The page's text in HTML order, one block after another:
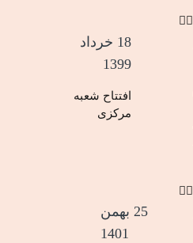
18 خرداد
1399
افتتاح شعبه
مرکزی
25 بهمن
1401